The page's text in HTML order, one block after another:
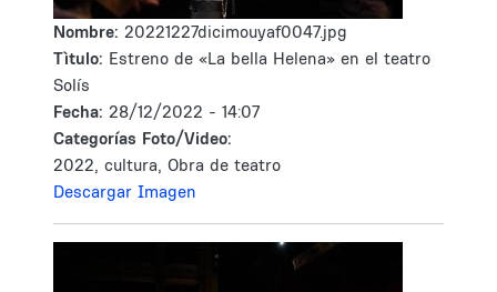
Nombre: 20221227dicimouyaf0047.jpg
Tìtulo: Estreno de «La bella Helena» en el teatro
Solís
Fecha: 28/12/2022 - 14:07
Categorías Foto/Video:
2022, cultura, Obra de teatro
Descargar Imagen